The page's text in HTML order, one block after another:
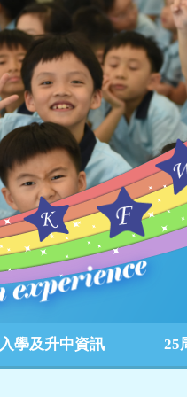
入學及升中資訊 25